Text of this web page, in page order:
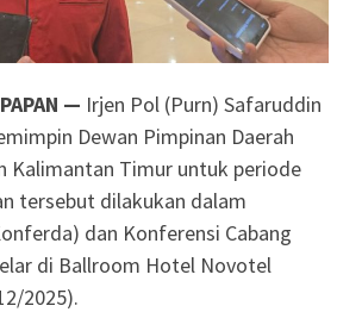
— Irjen Pol (Purn) Safaruddin
Dewan Pimpinan Daerah
Kalimantan Timur untuk periode
tersebut dilakukan dalam
dan Konferensi Cabang
di Ballroom Hotel Novotel
2025).